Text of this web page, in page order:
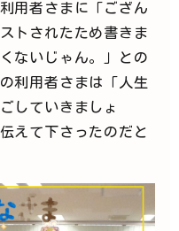
用者さまに「ござん
トされたため書きま
ないじゃん。」との
利用者さまは「人生
していきましょ
えて下さったのだと